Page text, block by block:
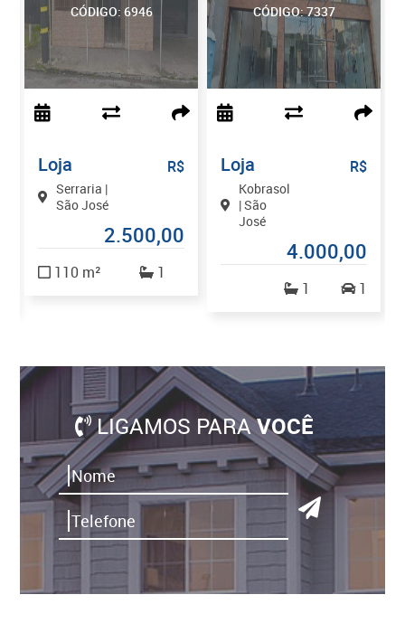
CÓDIGO: 6946
Loja
Serraria |
São José
R$
2.500,00
110 m² 1
CÓDIGO: 7337
Loja
Kobrasol
| São
José
R$
4.000,00
1 1
LIGAMOS PARAVOCÊ